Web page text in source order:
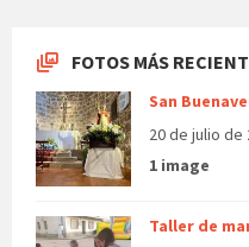
FOTOS MÁS
San
20 de julio de
1 image
Taller de